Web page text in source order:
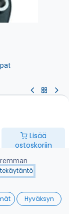
Lisää
ostoskoriin
Wishlist
Nm
ja
tulevia melua
jatkuvilta
iskun sattuessa.
Hyväksyn